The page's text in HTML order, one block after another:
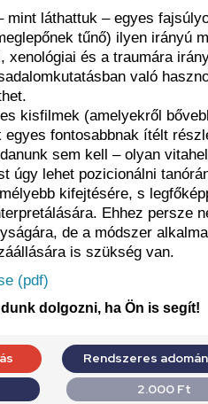
mint láthattuk – egyes
tűnő) ilyen irányú
xenológiai és a traumára
való
kisfilmek (amelyekről
fontosabbnak ítélt
sem kell – olyan
úgy lehet pozicionálni
kifejtésére, s
Ehhez persze
de a módszer
is szükség van.
(pdf)
dolgozni, ha Ön is segít!